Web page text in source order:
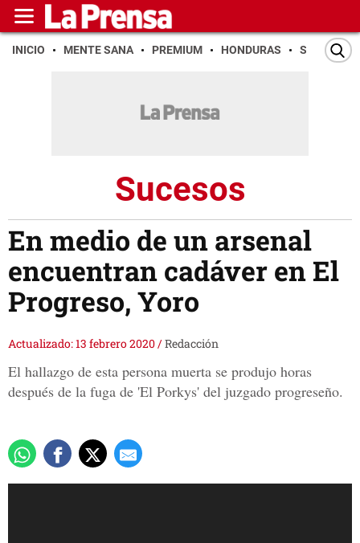
INICIO MENTE SANA PREMIUM HONDURAS SAN PEDRO
Sucesos
En medio de un arsenal
encuentran cadáver en El
Progreso, Yoro
Actualizado: 13 febrero 2020/Redacción
El hallazgo de esta persona muerta se produjo horas
después de la fuga de 'El Porkys' del juzgado progreseño.